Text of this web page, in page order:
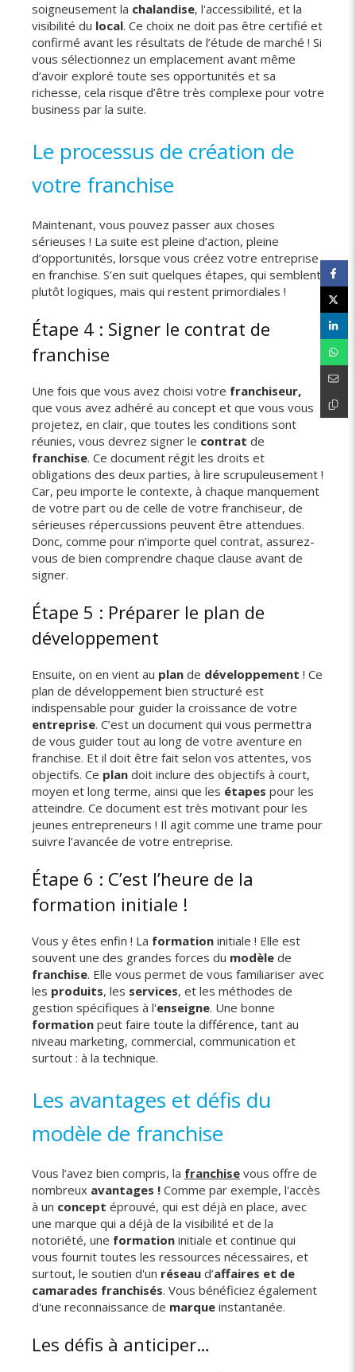
soigneusement la chalandise, l'accessibilité, et la
visibilité du local. Ce choix ne doit pas être certifié et
confirmé avant les résultats de l’étude de marché ! Si
vous sélectionnez un emplacement avant même
d’avoir exploré toute ses opportunités et sa
richesse, cela risque d’être très complexe pour votre
business par la suite.
Le processus de création de
votre franchise
Maintenant, vous pouvez passer aux choses
sérieuses ! La suite est pleine d’action, pleine
d’opportunités, lorsque vous créez votre entreprise
en franchise. S’en suit quelques étapes, qui semblent
plutôt logiques, mais qui restent primordiales !
Étape 4 : Signer le contrat de
franchise
Une fois que vous avez choisi votre franchiseur,
que vous avez adhéré au concept et que vous vous
projetez, en clair, que toutes les conditions sont
réunies, vous devrez signer le contrat de
franchise. Ce document régit les droits et
obligations des deux parties, à lire scrupuleusement !
Car, peu importe le contexte, à chaque manquement
de votre part ou de celle de votre franchiseur, de
sérieuses répercussions peuvent être attendues.
Donc, comme pour n’importe quel contrat, assurez-
vous de bien comprendre chaque clause avant de
signer.
Étape 5 : Préparer le plan de
développement
Ensuite, on en vient au plan de développement ! Ce
plan de développement bien structuré est
indispensable pour guider la croissance de votre
entreprise. C’est un document qui vous permettra
de vous guider tout au long de votre aventure en
franchise. Et il doit être fait selon vos attentes, vos
objectifs. Ce plan doit inclure des objectifs à court,
moyen et long terme, ainsi que les étapes pour les
atteindre. Ce document est très motivant pour les
jeunes entrepreneurs ! Il agit comme une trame pour
suivre l’avancée de votre entreprise.
Étape 6 : C’est l’heure de la
formation initiale !
Vous y êtes enfin ! La formation initiale ! Elle est
souvent une des grandes forces du modèle de
franchise. Elle vous permet de vous familiariser avec
les produits, les services, et les méthodes de
gestion spécifiques à l'enseigne. Une bonne
formation peut faire toute la différence, tant au
niveau marketing, commercial, communication et
surtout : à la technique.
Les avantages et défis du
modèle de franchise
Vous l’avez bien compris, la franchise vous offre de
nombreux avantages ! Comme par exemple, l'accès
à un concept éprouvé, qui est déjà en place, avec
une marque qui a déjà de la visibilité et de la
notoriété, une formation initiale et continue qui
vous fournit toutes les ressources nécessaires, et
surtout, le soutien d'un réseau d’affaires et de
camarades franchisés. Vous bénéficiez également
d'une reconnaissance de marque instantanée.
Les défis à anticiper…